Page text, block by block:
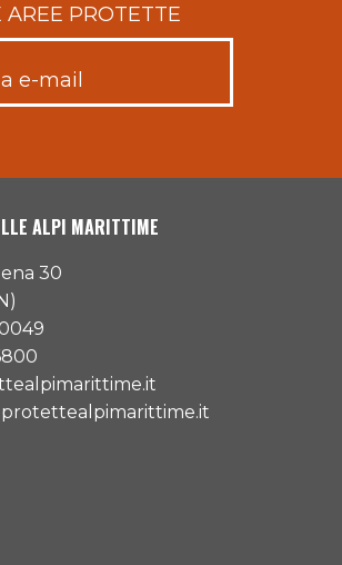
AREE PROTETTE
ALPI MARITTIME
30